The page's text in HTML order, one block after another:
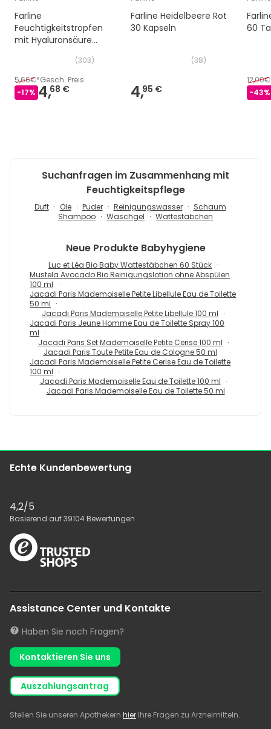
Farline
Feuchtigkeitstropfen
mit Hyaluronsäure
(303)
5,66€*Gesch. Preis
-17% 4,68 €
Farline Heidelbeere Rot
30 Kapseln
(38)
4,95 €
60
12,00€
-43%
Suchanfragen im Zusammenhang mit
Feuchtigkeitspflege
Duft Öle Puder Reinigungswasser
Schaum
Shampoo
Waschgel Wattestäbchen
Neue Produkte Babyhygiene
Luc et Léa Bio Baby Wattestäbchen 60 Stück
Mustela Avocado Bio Reinigungslotion ohne Abspülen
100 ml
Jacadi Paris Mademoiselle Petite Libellule Eau de Toilette
50 ml
Jacadi Paris Mademoiselle Petite Libellule 100 ml
Jacadi Paris Jeune Homme Eau de Toilette Spray 100
ml
Jacadi Paris Set Mademoiselle Petite Cerise 100 ml
Jacadi Paris Toute Petite Eau de Cologne 50 ml
Jacadi Paris Mademoiselle Petite Cerise Eau de Toilette
100 ml
Jacadi Paris Mademoiselle Eau de Toilette 100 ml
Jacadi Paris Mademoiselle Eau de Toilette 50 ml
Echte Kundenbewertung
4,2/5
Basierend auf39104 Bewertungen
Assistance Center und Kontakte
Haben Sie noch Fragen?
Kontaktieren Sie uns
Auszahlungsantrag
Stellen Sie unseren Apothekern hier Ihre Fragen zu Arzneimitteln.